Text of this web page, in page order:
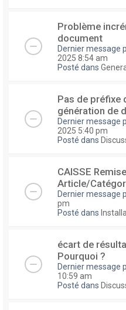
Problème
document
Dernier message
2025 8:54 am
Posté dans
Pas de préfixe
génération de
Dernier message
2025 5:40 pm
Posté dans
CAISSE
Article/
Dernier message
pm
Posté dans
écart de
Pourquoi ?
Dernier message
10:59 am
Posté dans